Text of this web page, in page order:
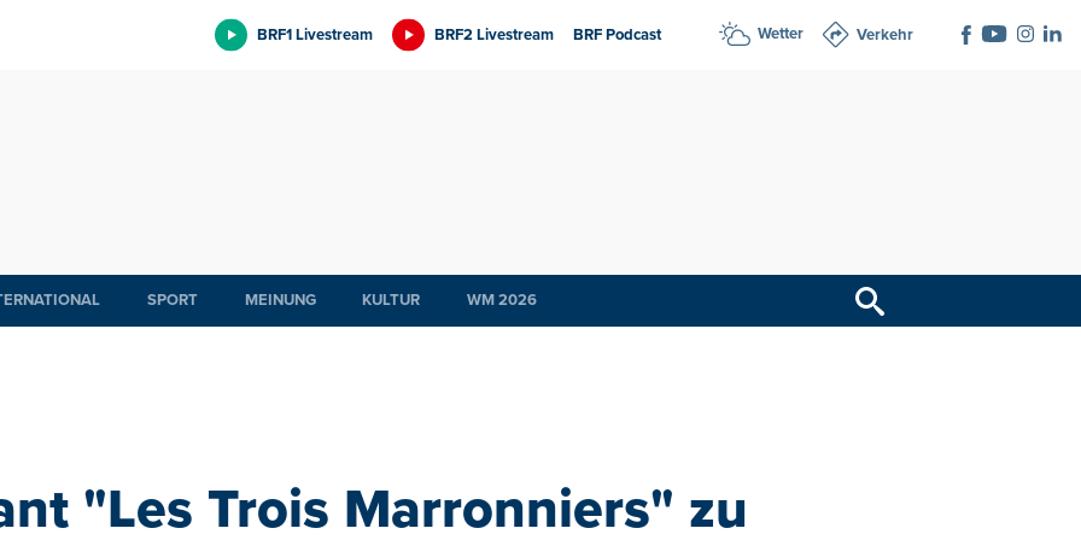
BRF1 Livestream BRF2 Livestream BRF Podcast Wetter Verkehr
SPORT MEINUNG KULTUR WM 2026
"Les Trois Marronniers" zu